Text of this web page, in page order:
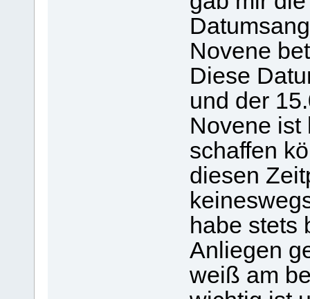
Novene
Diese
und der
Novene ist
schaffen
diesen
habe stets
Anliegen
weiß am